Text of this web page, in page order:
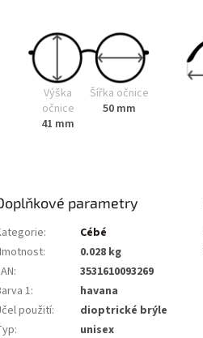
Výška
očnice
41 mm
Šířka očnice
50 mm
parametry
:
Cébé
:
0.028 kg
:
3531610093269
1:
havana
použití:
dioptrické brýle
:
unisex